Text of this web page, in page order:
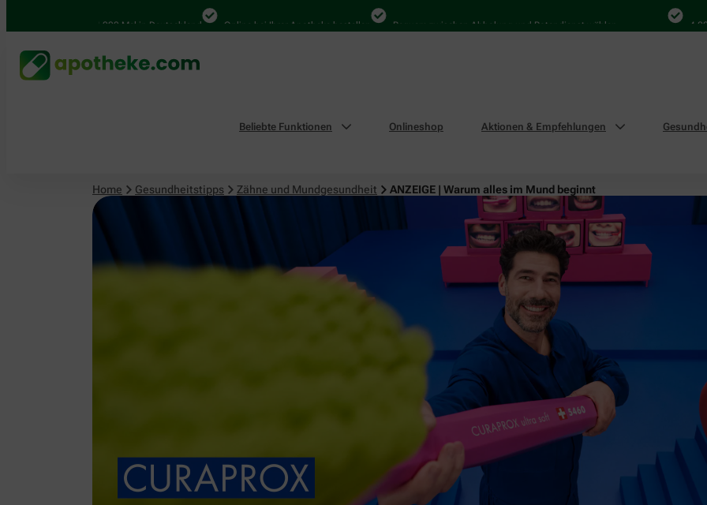
4.000 Mal in Deutschland Online bei Ihrer Apotheke bestellen Bequem zwischen Abholung und Botendienst wählen 4.000
Beliebte Funktionen Onlineshop Aktionen & Empfehlungen
Home Gesundheitstipps Zähne und Mundgesundheit ANZEIGE | Warum alles im Mund beginnt